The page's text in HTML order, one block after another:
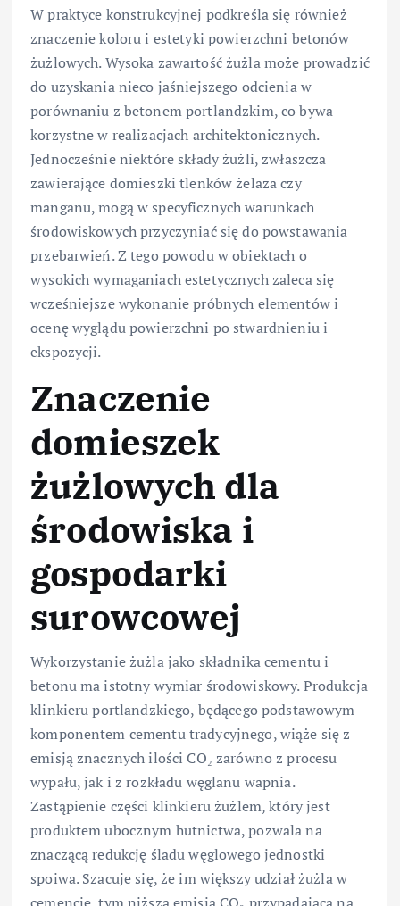
W praktyce konstrukcyjnej podkreśla się również
znaczenie koloru i estetyki powierzchni betonów
żużlowych. Wysoka zawartość żużla może prowadzić
do uzyskania nieco jaśniejszego odcienia w
porównaniu z betonem portlandzkim, co bywa
korzystne w realizacjach architektonicznych.
Jednocześnie niektóre składy żużli, zwłaszcza
zawierające domieszki tlenków żelaza czy
manganu, mogą w specyficznych warunkach
środowiskowych przyczyniać się do powstawania
przebarwień. Z tego powodu w obiektach o
wysokich wymaganiach estetycznych zaleca się
wcześniejsze wykonanie próbnych elementów i
ocenę wyglądu powierzchni po stwardnieniu i
ekspozycji.
Znaczenie
domieszek
żużlowych dla
środowiska i
gospodarki
surowcowej
Wykorzystanie żużla jako składnika cementu i
betonu ma istotny wymiar środowiskowy. Produkcja
klinkieru portlandzkiego, będącego podstawowym
komponentem cementu tradycyjnego, wiąże się z
emisją znacznych ilości CO₂ zarówno z procesu
wypału, jak i z rozkładu węglanu wapnia.
Zastąpienie części klinkieru żużlem, który jest
produktem ubocznym hutnictwa, pozwala na
znaczącą redukcję śladu węglowego jednostki
spoiwa. Szacuje się, że im większy udział żużla w